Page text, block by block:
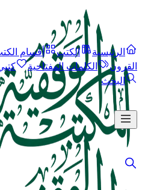
الرئيسية الكتب أقسام
القرون
الكلمات المفتاحية
البحث